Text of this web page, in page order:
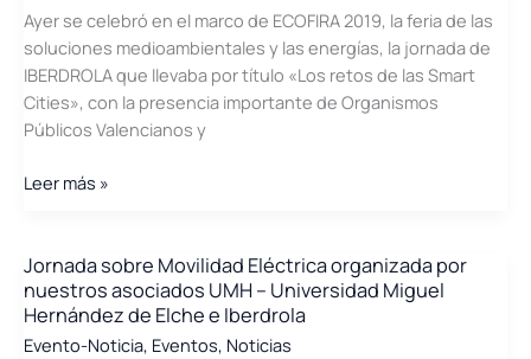
Ayer se celebró en el marco de ECOFIRA 2019, la feria de las
soluciones medioambientales y las energías, la jornada de
IBERDROLA que llevaba por título «Los retos de las Smart
Cities», con la presencia importante de Organismos
Públicos Valencianos y
Los
las
Smart
Cities
se
Leer más »
Jornada sobre Movilidad Eléctrica organizada por
nuestros asociados UMH – Universidad Miguel
Hernández de Elche e Iberdrola
Evento-Noticia, Eventos, Noticias